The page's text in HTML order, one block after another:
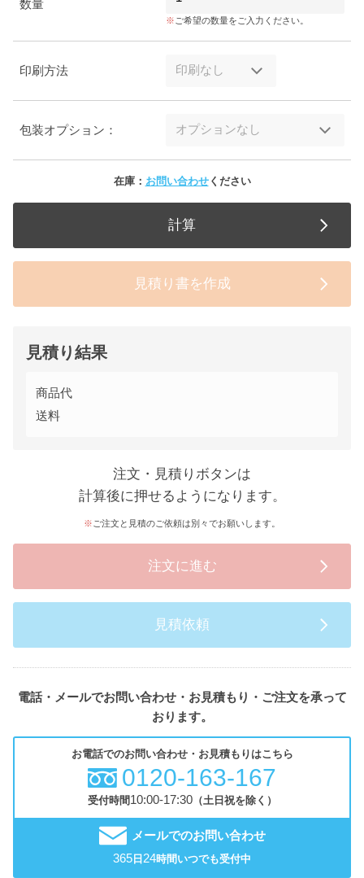
数量
ご希望の数量をご入力ください。
印刷方法
包装オプション：
在庫： お問い合わせください
計算
見積り書を作成
見積り結果
商品代
送料
注文・見積りボタンは
計算後に押せるようになります。
ご注文と見積のご依頼は別々でお願いします。
注文に進む
見積依頼
電話・メールでお問い合わせ・お見積もり・ご注文を承って
おります。
お電話でのお問い合わせ・お見積もりはこちら
0120-163-167
受付時間10:00-17:30（土日祝を除く）
メールでのお問い合わせ
365日24時間いつでも受付中